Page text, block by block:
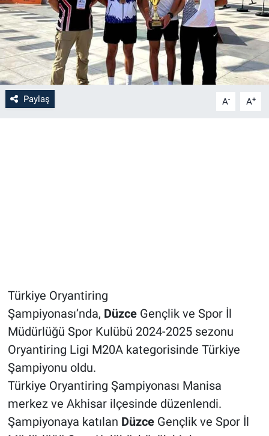
Paylaş A- A+
Türkiye Oryantiring
Şampiyonası’nda, DüzceGençlik ve Spor İl
Müdürlüğü Spor Kulübü 2024-2025 sezonu
Oryantiring Ligi M20A kategorisinde Türkiye
Şampiyonu oldu.
Türkiye Oryantiring Şampiyonası Manisa
merkez ve Akhisar ilçesinde düzenlendi.
Şampiyonaya katılan DüzceGençlik ve Spor İl